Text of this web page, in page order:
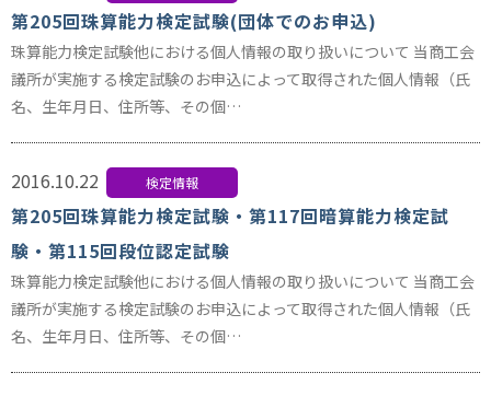
第205回珠算能力検定試験(団体でのお申込)
珠算能力検定試験他における個人情報の取り扱いについて 当商工会
議所が実施する検定試験のお申込によって取得された個人情報（氏
名、生年月日、住所等、その個…
2016.10.22 検定情報
第205回珠算能力検定試験・第117回暗算能力検定試
験・第115回段位認定試験
珠算能力検定試験他における個人情報の取り扱いについて 当商工会
議所が実施する検定試験のお申込によって取得された個人情報（氏
名、生年月日、住所等、その個…